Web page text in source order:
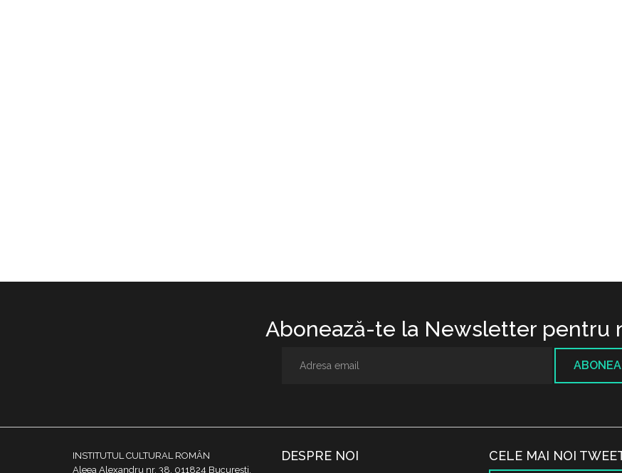
Abonează-te la Newsletter pentru
INSTITUTUL CULTURAL ROMÂN
Aleea Alexandru nr. 38, 011824 București,
DESPRE NOI CELE MAI NOI